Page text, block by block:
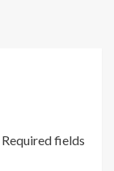
Required fields